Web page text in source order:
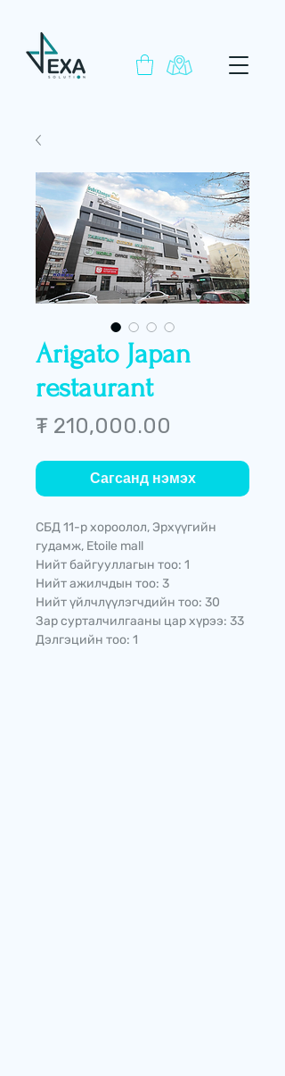
Arigato Japan
restaurant
₮ 210,000.00
Сагсанд нэмэх
СБД 11-р хороолол, Эрхүүгийн
гудамж, Etoile mall
Нийт байгууллагын тоо: 1
Нийт ажилчдын тоо: 3
Нийт үйлчлүүлэгчдийн тоо: 30
Зар сурталчилгааны цар хүрээ: 33
Дэлгэцийн тоо: 1